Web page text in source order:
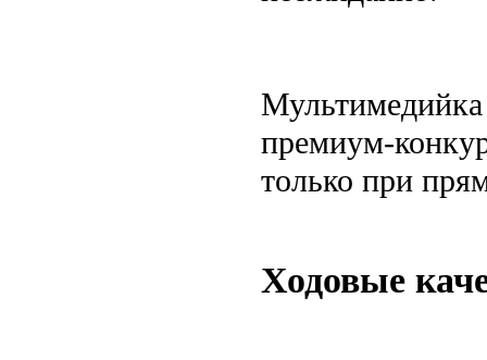
Мультимедийка
премиум-
только при
Ходовые